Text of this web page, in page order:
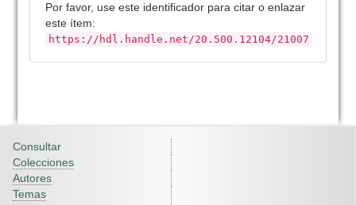
Por favor, use este identificador para citar o enlazar
este ítem:
https://hdl.handle.net/20.500.12104/21007
Consultar
Colecciones
Autores
Temas